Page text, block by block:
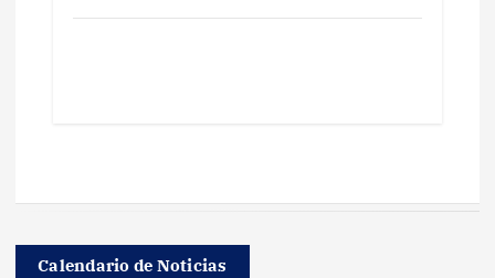
Calendario de Noticias